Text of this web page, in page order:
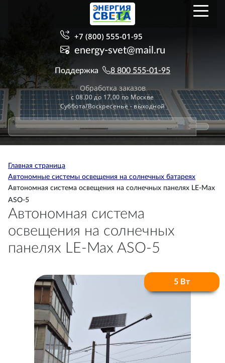
+7 (800) 555-01-95
energy-svet@mail.ru
Поддержка 8 800 555-01-95
Обработка заказов
с 08.00 до 17.00 по Москве
Суббота/Воскресенье - выходной
Главная страница
Автономные системы освещения на солнечных батареях
Автономная система освещения на солнечных панелях LE-Max
ASO-5
Автономная система
освещения на солнечных
панелях LE-Max ASO-5
5 Вт